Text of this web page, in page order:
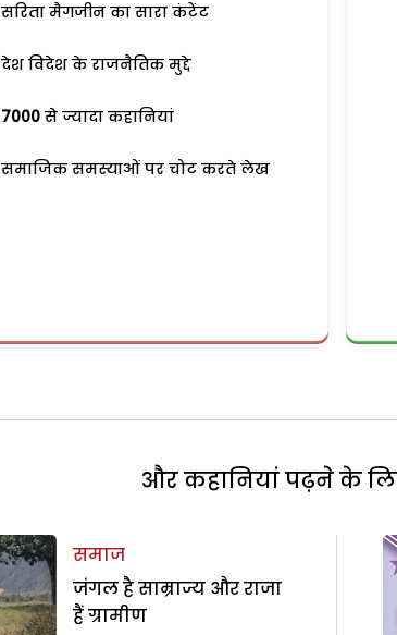
सरिता मैगजीन का सारा कंटेंट
देश विदेश के राजनैतिक मुद्दे
7000 से ज्यादा कहानियां
समाजिक समस्याओं पर चोट करते लेख
और कहानियां पढ़ने के
समाज
जंगल है साम्राज्य और राजा
हैं ग्रामीण